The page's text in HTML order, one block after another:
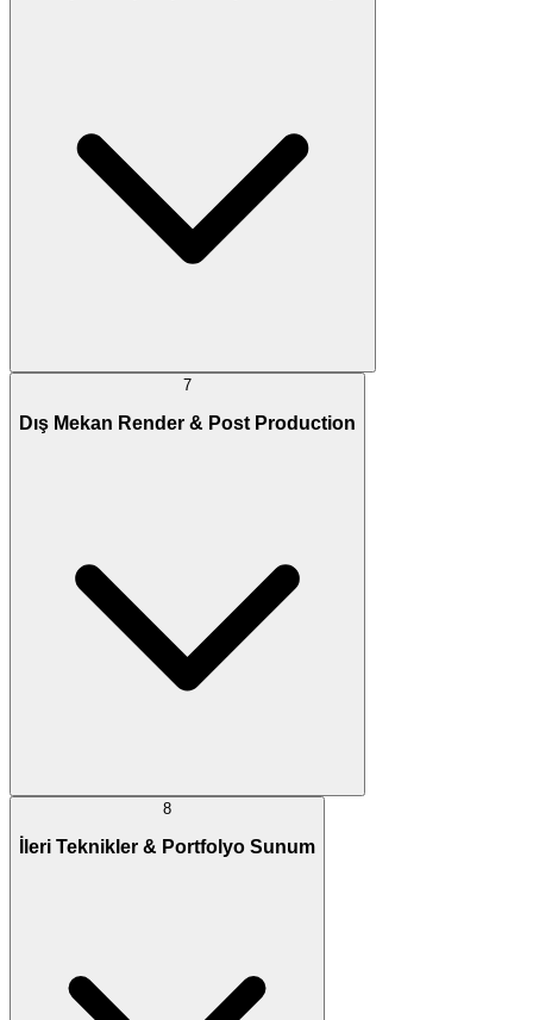
7
Dış Mekan Render & Post Production
8
İleri Teknikler & Portfolyo Sunum